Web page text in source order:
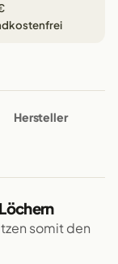
Hersteller
somit den